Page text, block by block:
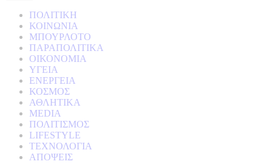
ΠΟΛΙΤΙΚΗ
ΚΟΙΝΩΝΙΑ
ΜΠΟΥΡΛΟΤΟ
ΠΑΡΑΠΟΛΙΤΙΚΑ
ΟΙΚΟΝΟΜΙΑ
ΥΓΕΙΑ
ΕΝΕΡΓΕΙΑ
ΚΟΣΜΟΣ
ΑΘΛΗΤΙΚΑ
MEDIA
ΠΟΛΙΤΙΣΜΟΣ
LIFESTYLE
ΤΕΧΝΟΛΟΓΙΑ
ΑΠΟΨΕΙΣ